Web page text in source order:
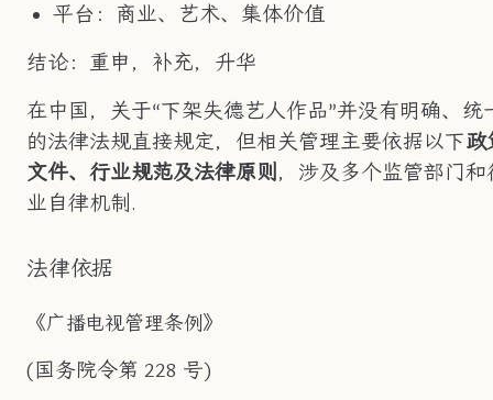
平台：商业、艺术、集体价值
结论：重申，补充，升华
在中国，关于“下架失德艺人作品”并没有明确、统
的法律法规直接规定，但相关管理主要依据以下政
文件、行业规范及法律原则 ，涉及多个监管部门和
业自律机制.
法律依据
《广播电视管理条例》
(国务院令第 228 号)